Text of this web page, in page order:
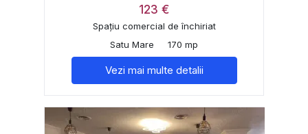
123 €
Spațiu comercial de închiriat
Satu Mare
170 mp
Vezi mai multe detalii